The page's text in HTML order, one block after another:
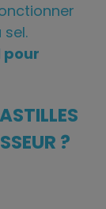
pour
?